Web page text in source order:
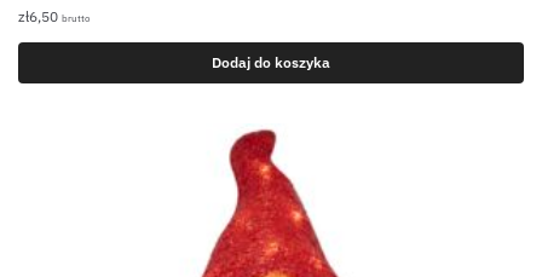
zł6,50 brutto
Dodaj do koszyka